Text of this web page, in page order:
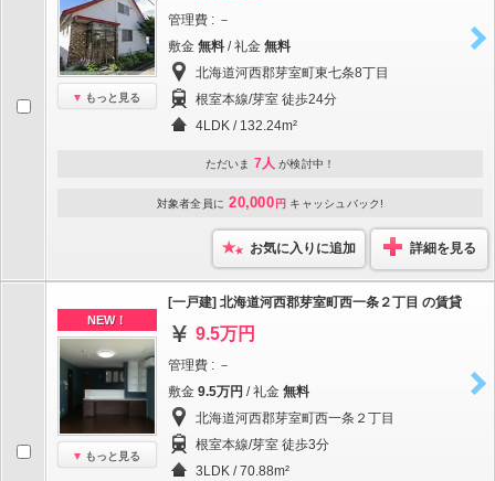
もっと見る
管理費 : －
敷金 無料 / 礼金 無料
北海道河西郡芽室町東七条8丁目
根室本線/芽室 徒歩24分
4LDK / 132.24m²
ただいま 7人 が検討中！
対象者全員に 20,000 円 キャッシュバック!
お気に入りに追加 詳細を見る
NEW！
もっと見る
[一戸建] 北海道河西郡芽室町西一条２丁目 の賃貸
9.5万円
管理費 : －
敷金 9.5万円 / 礼金 無料
北海道河西郡芽室町西一条２丁目
根室本線/芽室 徒歩3分
3LDK / 70.88m²